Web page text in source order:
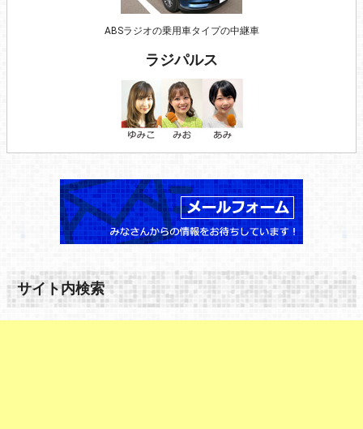
ABSラジオの乗用車タイプの中継車
ラジパルス
サイト内検索